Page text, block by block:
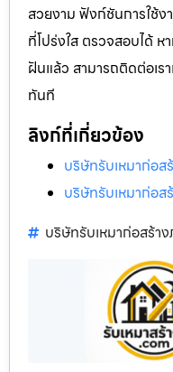
สวยงาม ฟังก์ชันการใช้ง
ที่โปร่งใส ตรวจสอบได้
ฝันแล้ว สามารถติดต่อเร
ทันที
ลิงก์ที่เกี่ยวข้อง
บริษัทรับเหมาก่อส
บริษัทรับเหมาก่อส
บริษัทรับเหมาก่อสร้า